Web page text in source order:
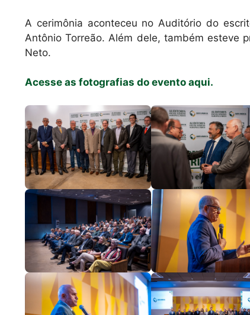
A cerimônia aconteceu no Auditório do
Antônio Torreão. Além dele, também esteve
Neto.
Acesse as fotografias do evento aqui.